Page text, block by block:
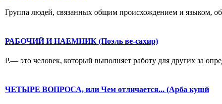
Группа людей, связанных общим происхождением и языком,
РАБОЧИЙ И НАЕМНИК (Поэль ве-сахир)
Р.— это человек, который выполняет работу для других за
ЧЕТЫРЕ ВОПРОСА, или Чем отличается... (Арба кушй